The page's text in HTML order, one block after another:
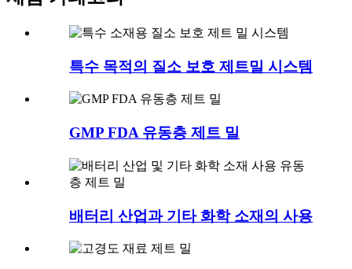
특수 목적의 질소 보호 제트밀 시스템
GMP FDA 유동층 제트 밀
배터리 산업과 기타 화학 소재의 사용